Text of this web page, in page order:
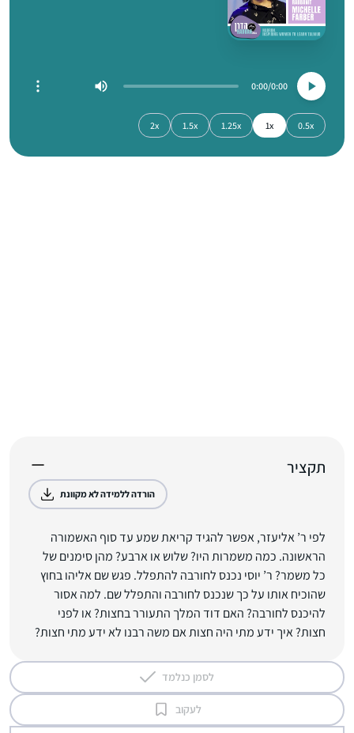
0:00
0:00
0.5x
1x
1.25x
1.5x
2x
תקציר
הורדה ללמידה לא מקוונת
לפי ר’ אליעזר, אפשר להגיד קריאת שמע עד סוף האשמורה
הראשונה. כמה משמרות היו? שלוש או ארבע? מהן סימנים של
כל משמר? ר’ יוסי נכנס לחורבה להתפלל. פגש שם אליהו בחוץ
שהוכיח אותו על כך שנכנס לחורבה והתפלל שם. למה אסור
להיכנס לחורבה? האם דוד המלך התעורר בחצות? או לפני
חצות? איך ידע מתי היה חצות אם משה רבנו לא ידע מתי חצות?
לסמן כנלמד
לעקוב